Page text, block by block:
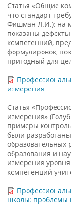
Статья «Общие
что стандарт
Фишман Л.И.): на
показаны
компетенций,
формулировок,
пригодный для
измерения
Статья
измерения»
примеры
были
образовательных
образования и
измерения
компетенций
школы: проблемы